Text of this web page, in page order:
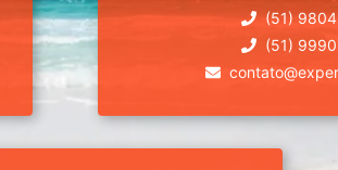
(51)
(51)